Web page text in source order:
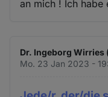
an mich ! Ich
Dr. Ingeborg
Mo. 23 Jan 2023 -